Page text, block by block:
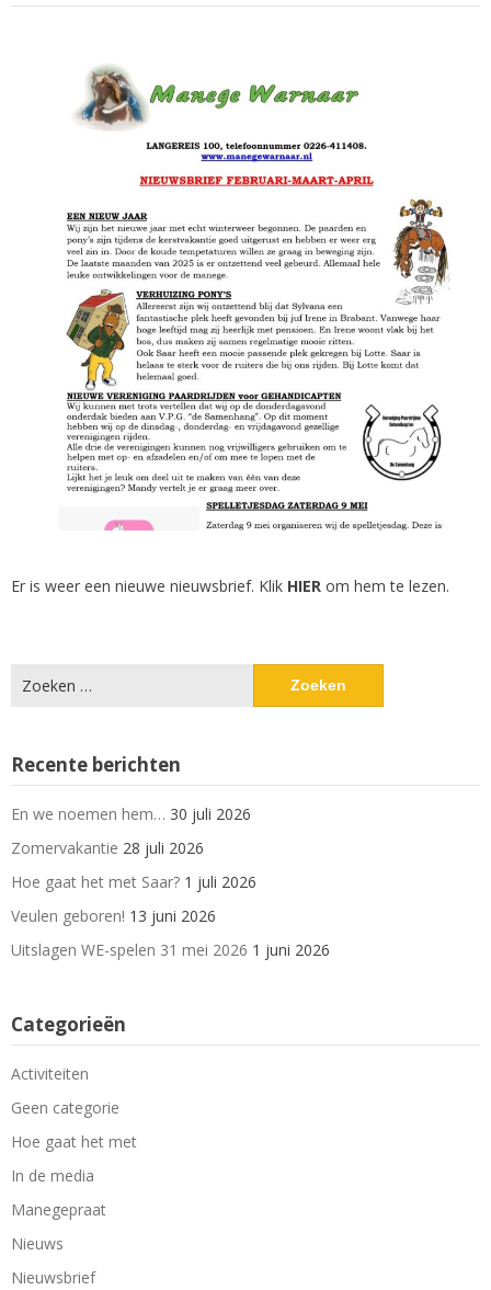
Er is weer een nieuwe nieuwsbrief. Klik HIER om hem te lezen.
Zoeken
naar:
Recente berichten
En we noemen hem… 30 juli 2026
Zomervakantie 28 juli 2026
Hoe gaat het met Saar? 1 juli 2026
Veulen geboren! 13 juni 2026
Uitslagen WE-spelen 31 mei 2026 1 juni 2026
Categorieën
Activiteiten
Geen categorie
Hoe gaat het met
In de media
Manegepraat
Nieuws
Nieuwsbrief